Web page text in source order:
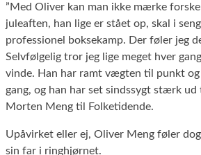
”Med Oliver kan man ikke mærke
juleaften, han lige er stået op, skal i
professionel boksekamp. Der føler jeg
Selvfølgelig tror jeg lige meget hver
vinde. Han har ramt vægten til punkt og
gang, og han har set sindssygt stærk ud
Morten Meng til Folketidende.
Upåvirket eller ej, Oliver Meng føler
sin far i ringhjørnet.